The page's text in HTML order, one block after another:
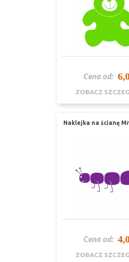
Cena od:
ZOBACZ
Naklejka na ścianę
Cena od:
ZOBACZ